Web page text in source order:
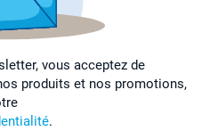
vous acceptez de
produits et nos promotions,
.